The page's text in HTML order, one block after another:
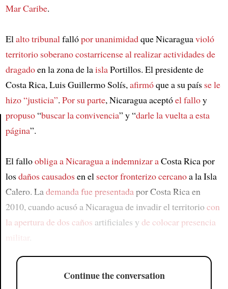
Mar Caribe.
Elalto tribunalfallópor unanimidadque Nicaraguavioló
territorio soberano costarricenseal realizar actividades de
dragadoen la zona de laislaPortillos. El presidente de
Costa Rica, Luis Guillermo Solís,afirmóque a su país se le
hizo “justicia”. Por su parte, Nicaragua aceptóel falloy
propuso“buscar la convivencia” y “darle la vuelta a esta
página”.
El falloobliga a Nicaragua a indemnizar aCosta Rica por
losdaños causadosen el sector fronterizo cercanoa la Isla
Calero. Lademanda fue presentadapor Costa Rica en
2010, cuando acusó a Nicaragua de invadir el territoriocon
la apertura de dos caños artificiales y de colocar presencia
militar
Continue the conversation